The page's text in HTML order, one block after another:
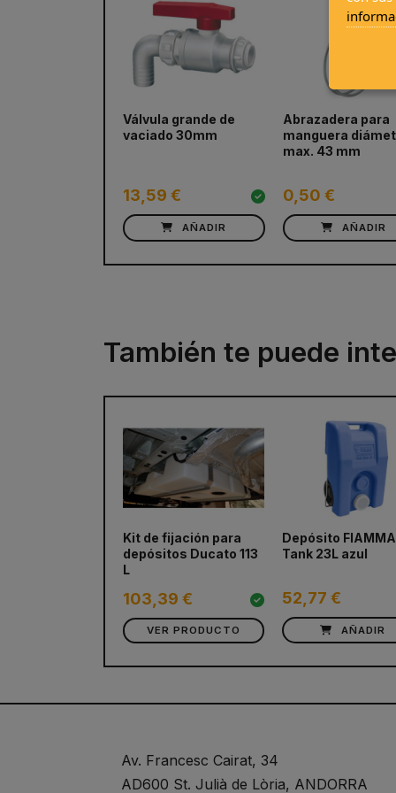
Válvula grande de
vaciado 30mm
13,59 €
AÑADIR
Abrazadera para
manguera
max. 43 mm
0,50 €
AÑADIR
prev
También te puede
Kit de fijación para
depósitos Ducato 113
L
103,39 €
VER PRODUCTO
Depósito
Tank 23L azul
52,77 €
AÑADIR
Av. Francesc Cairat, 34
AD600 St. Julià de Lòria, ANDORRA